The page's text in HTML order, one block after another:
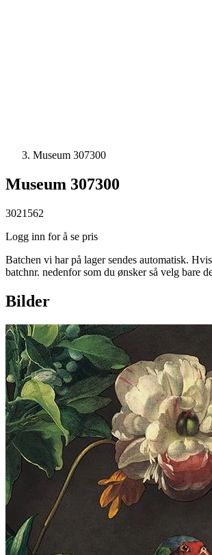
Museum 307300
Museum 307300
3021562
Logg inn for å se pris
Batchen vi har på lager sendes automatisk.
batchnr. nedenfor som du ønsker så velg bare
Bilder